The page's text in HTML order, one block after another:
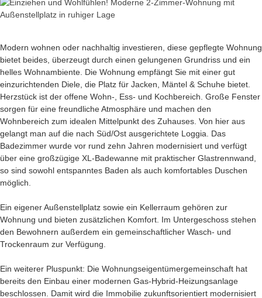
Modern wohnen oder nachhaltig investieren, diese gepflegte Wohnung
bietet beides, überzeugt durch einen gelungenen Grundriss und ein
helles Wohnambiente. Die Wohnung empfängt Sie mit einer gut
einzurichtenden Diele, die Platz für Jacken, Mäntel & Schuhe bietet.
Herzstück ist der offene Wohn-, Ess- und Kochbereich. Große Fenster
sorgen für eine freundliche Atmosphäre und machen den
Wohnbereich zum idealen Mittelpunkt des Zuhauses. Von hier aus
gelangt man auf die nach Süd/Ost ausgerichtete Loggia. Das
Badezimmer wurde vor rund zehn Jahren modernisiert und verfügt
über eine großzügige XL-Badewanne mit praktischer Glastrennwand,
so sind sowohl entspanntes Baden als auch komfortables Duschen
möglich.
Ein eigener Außenstellplatz sowie ein Kellerraum gehören zur
Wohnung und bieten zusätzlichen Komfort. Im Untergeschoss stehen
den Bewohnern außerdem ein gemeinschaftlicher Wasch- und
Trockenraum zur Verfügung.
Ein weiterer Pluspunkt: Die Wohnungseigentümergemeinschaft hat
bereits den Einbau einer modernen Gas-Hybrid-Heizungsanlage
beschlossen. Damit wird die Immobilie zukunftsorientiert modernisiert